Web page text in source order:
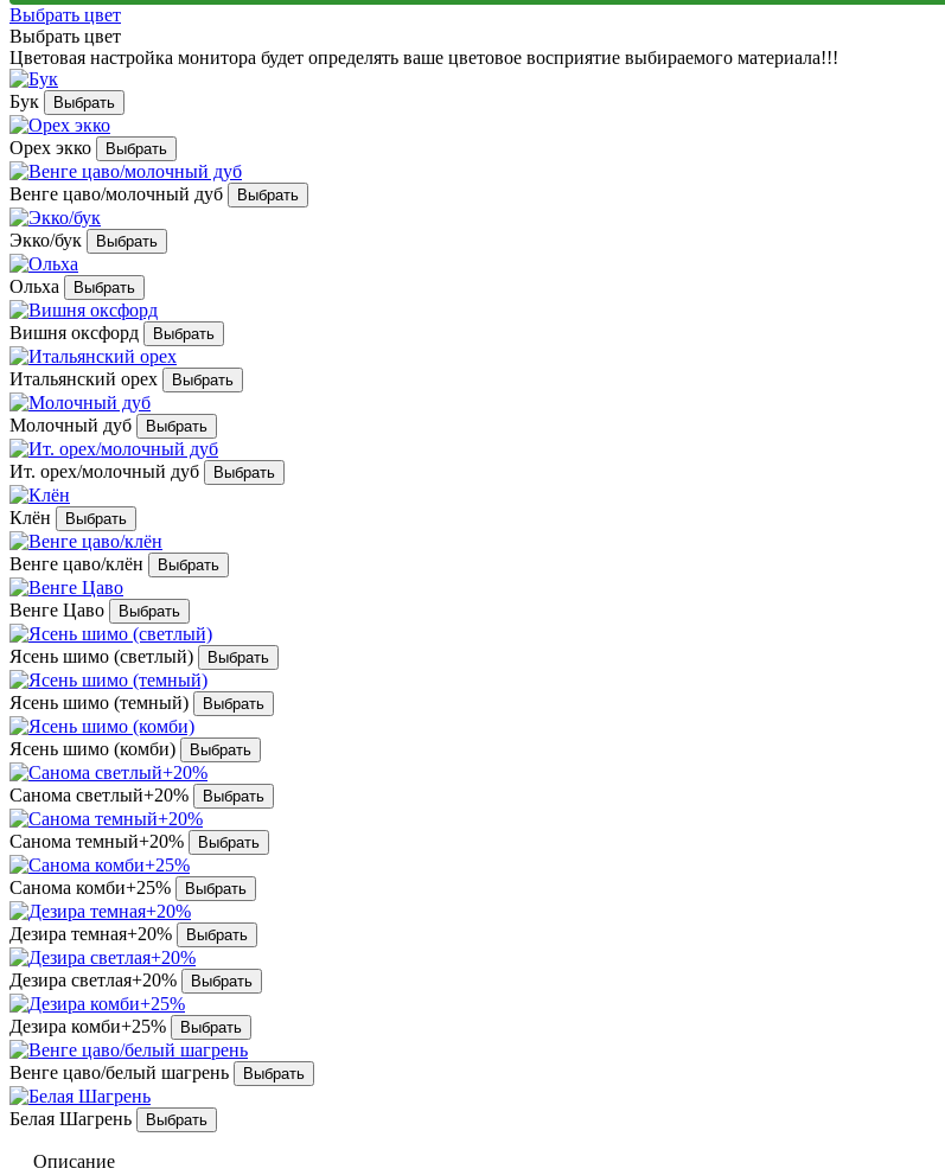
Выбрать цвет
Выбрать цвет
Цветовая настройка монитора будет определять ваше цветовое восприятие выбираемого материала!!!
Бук
Орех экко
Венге цаво/молочный дуб
Экко/бук
Ольха
Вишня оксфорд
Итальянский орех
Молочный дуб
Ит. орех/молочный дуб
Клён
Венге цаво/клён
Венге Цаво
Ясень шимо (светлый)
Ясень шимо (темный)
Ясень шимо (комби)
Санома светлый+20%
Санома темный+20%
Санома комби+25%
Дезира темная+20%
Дезира светлая+20%
Дезира комби+25%
Венге цаво/белый шагрень
Белая Шагрень
Описание